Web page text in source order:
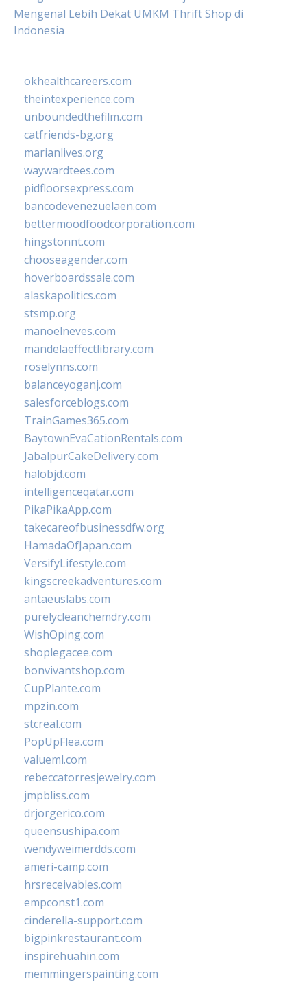
Mengenal Lebih Dekat UMKM Thrift Shop di
Indonesia
okhealthcareers.com
theintexperience.com
unboundedthefilm.com
catfriends-bg.org
marianlives.org
waywardtees.com
pidfloorsexpress.com
bancodevenezuelaen.com
bettermoodfoodcorporation.com
hingstonnt.com
chooseagender.com
hoverboardssale.com
alaskapolitics.com
stsmp.org
manoelneves.com
mandelaeffectlibrary.com
roselynns.com
balanceyoganj.com
salesforceblogs.com
TrainGames365.com
BaytownEvaCationRentals.com
JabalpurCakeDelivery.com
halobjd.com
intelligenceqatar.com
PikaPikaApp.com
takecareofbusinessdfw.org
HamadaOfJapan.com
VersifyLifestyle.com
kingscreekadventures.com
antaeuslabs.com
purelycleanchemdry.com
WishOping.com
shoplegacee.com
bonvivantshop.com
CupPlante.com
mpzin.com
stcreal.com
PopUpFlea.com
valueml.com
rebeccatorresjewelry.com
jmpbliss.com
drjorgerico.com
queensushipa.com
wendyweimerdds.com
ameri-camp.com
hrsreceivables.com
empconst1.com
cinderella-support.com
bigpinkrestaurant.com
inspirehuahin.com
memmingerspainting.com